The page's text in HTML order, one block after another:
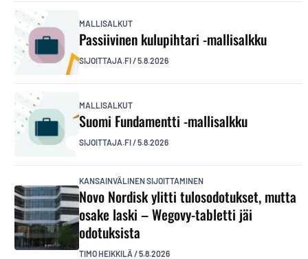
MALLISALKUT
Passiivinen kulupihtari -mallisalkku
SIJOITTAJA.FI/5.8.2026
MALLISALKUT
Suomi Fundamentti -mallisalkku
SIJOITTAJA.FI/5.8.2026
KANSAINVÄLINEN SIJOITTAMINEN
Novo Nordisk ylitti tulosodotukset, mutta
osake laski – Wegovy-tabletti jäi
odotuksista
TIMO HEIKKILÄ /5.8.2026